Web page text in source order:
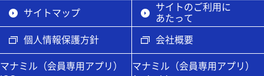
サイトマップ
サイトのご利用に
あたって
個人情報保護方針
会社概要
マナミル（会員専用アプリ）
マナミル（会員専用アプリ）